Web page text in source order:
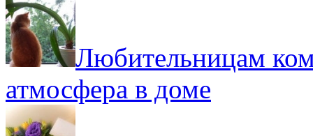
Любительницам
атмосфера в доме